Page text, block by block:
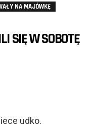
NA MAJÓWKĘ
SIĘ W SOBOTĘ
udko.